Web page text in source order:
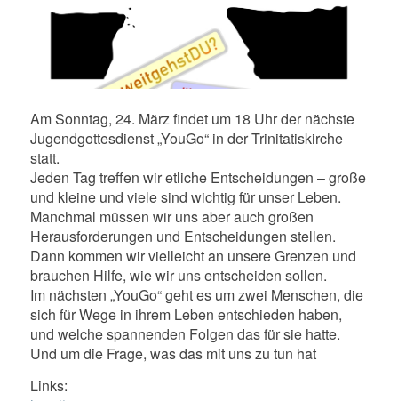
Am Sonntag, 24. März findet um 18 Uhr der nächste
Jugendgottesdienst „YouGo“ in der Trinitatiskirche
statt.
Jeden Tag treffen wir etliche Entscheidungen – große
und kleine und viele sind wichtig für unser Leben.
Manchmal müssen wir uns aber auch großen
Herausforderungen und Entscheidungen stellen.
Dann kommen wir vielleicht an unsere Grenzen und
brauchen Hilfe, wie wir uns entscheiden sollen.
Im nächsten „YouGo“ geht es um zwei Menschen, die
sich für Wege in ihrem Leben entschieden haben,
und welche spannenden Folgen das für sie hatte.
Und um die Frage, was das mit uns zu tun hat
Links: